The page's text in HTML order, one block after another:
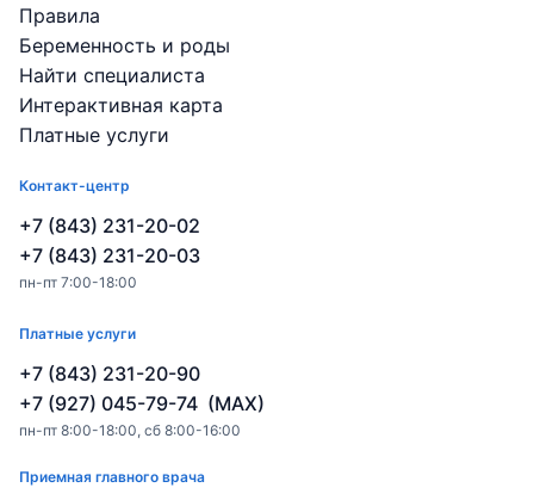
Правила
Беременность и роды
Найти специалиста
Интерактивная карта
Платные услуги
Контакт-центр
+7 (843) 231-20-02
+7 (843) 231-20-03
пн-пт 7:00-18:00
Платные услуги
+7 (843) 231-20-90
+7 (927) 045-79-74 (MAX)
пн-пт 8:00-18:00, сб 8:00-16:00
Приемная главного врача